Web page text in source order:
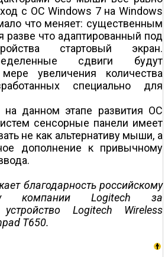
с ОС Windows 7 на Windows
что меняет: существенным
разве что адаптированный под
стартовый экран.
сдвиги будут
увеличения количества
специально для
на данном этапе развития ОС
сенсорные панели имеет
не как альтернативу мыши, а
дополнение к привычному
благодарность российскому
компании Logitech за
устройство Logitech Wireless
T650.